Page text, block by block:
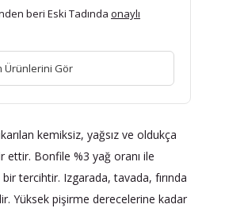
beri Eski Tadında onaylı
Ürünlerini Gör
kemiksiz, yağsız ve oldukça
ettir. Bonfile %3 yağ oranı ile
bir tercihtir. Izgarada, tavada, fırında
Yüksek pişirme derecelerine kadar